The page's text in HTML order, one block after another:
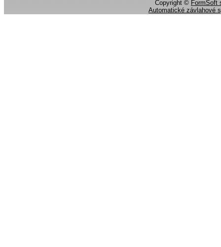
Copyright © FormSoft
Automatické závlahové